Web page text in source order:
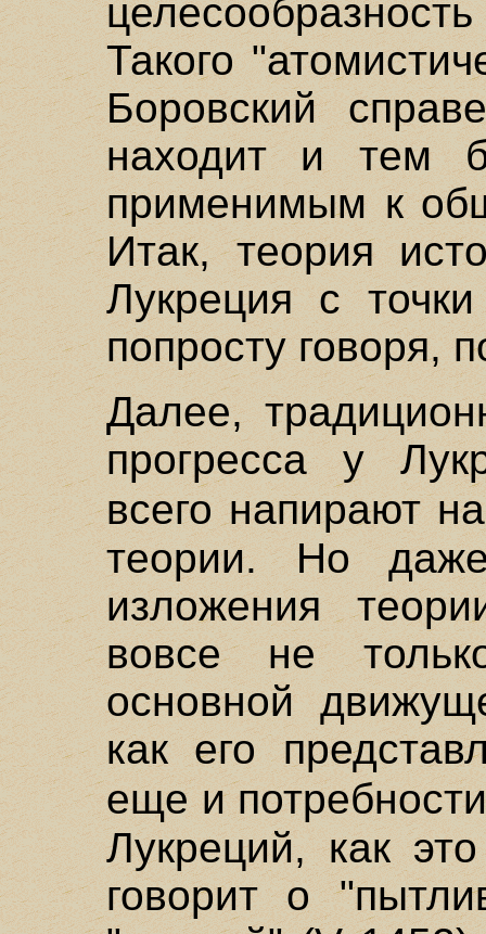
Такого
Боровский
находит и тем
применимым к
Итак, теория
Лукреция с
попросту говоря,
Далее,
прогресса у
всего напирают
теории. Но
изложения
вовсе не
основной
как его
еще и
Лукреций, как
говорит о